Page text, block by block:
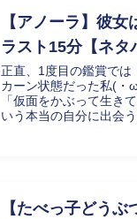
【アノーラ】彼
ラスト15分【ネタ
正直、1度目の鑑賞では
カーン状態だった私(・
「仮面をかぶって生き
いう本当の自分に出会
【たべっ子どう